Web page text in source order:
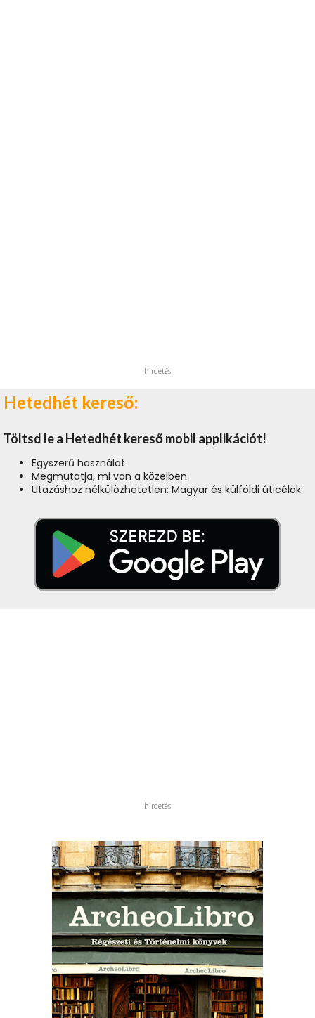
hirdetés
Hetedhét kereső:
Töltsd le a Hetedhét kereső mobil applikációt!
Egyszerű használat
Megmutatja, mi van a közelben
Utazáshoz nélkülözhetetlen: Magyar és külföldi úticélok
hirdetés